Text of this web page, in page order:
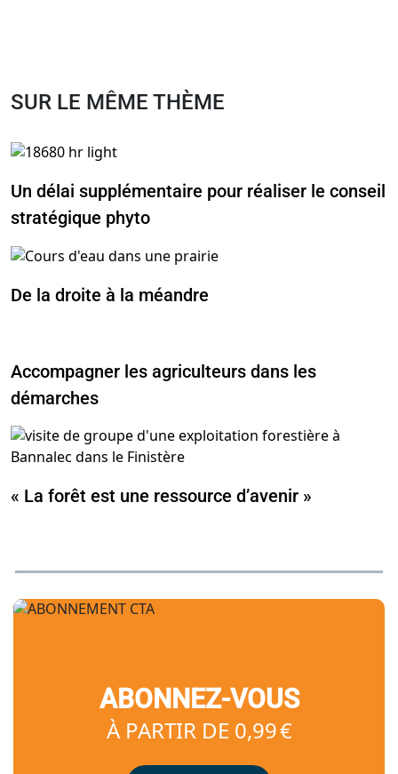
SUR LE MÊME THÈME
Un délai supplémentaire pour réaliser le conseil
stratégique phyto
De la droite à la méandre
Accompagner les agriculteurs dans les
démarches
« La forêt est une ressource d’avenir »
ABONNEZ-VOUS
À PARTIR DE 0,99 €